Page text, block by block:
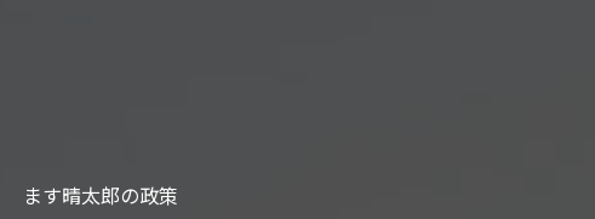
ます晴太郎の政策